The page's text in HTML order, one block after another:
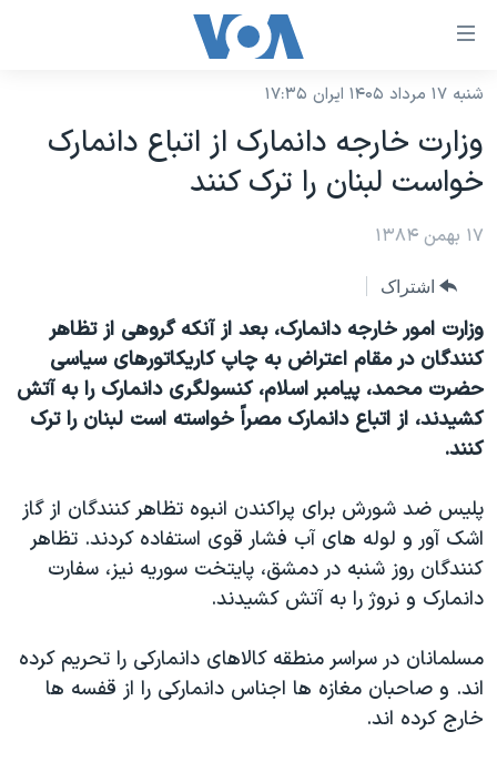
لینکهای
دسترسی
جهش
محتوای
اصلی
جهش
صفحه
اصلی
جهش
به
جستجو
نسخه سبک وب‌سایت
موضوع ها
ایران
آمریکا
جهان
ورزشی
گزیده‌ها
فرهنگ و زندگی
حقوق شهروندی
اقتصادی
اسرائیل در جنگ
گالری عکس
برنامه های تلویزیونی
جدول برنامه ها
صفحه‌های ویژه
جام جهانی ۲۰۲۶
عملیات خشم حماسی
مستندها
انتخابات ریاست جمهوری آمریکا ۲۰۲۴
حمله جمهوری اسلامی به اسرائیل
ورزش زنان در ایران
اعتراضات زن، زندگی، آزادی
فرکانس‌های صدای آمریکا
پخش رادیویی
یادگیری زبان انگلیسی
دنبال کنید
زبانهای مختلف
شنبه ۱۷ مرداد ۱۴۰۵ ایران ۱۷:۳۵
وزارت خارجه دانمارک از اتباع دانمارک
خواست لبنان را ترک کنند
۱۷ بهمن ۱۳۸۴
اشتراک
وزارت امور خارجه دانمارک، بعد از آنکه گروهی از تظاهر
کنندگان در مقام اعتراض به چاپ کاريکاتورهای سياسی
حضرت محمد، پيامبر اسلام، کنسولگری دانمارک را به آتش
کشيدند، از اتباع دانمارک مصراً خواسته است لبنان را ترک
کنند.
پليس ضد شورش برای پراکندن انبوه تظاهر کنندگان از گاز
اشک آور و لوله های آب فشار قوی استفاده کردند. تظاهر
کنندگان روز شنبه در دمشق، پايتخت سوريه نيز، سفارت
دانمارک و نروژ را به آتش کشيدند.
مسلمانان در سراسر منطقه کالاهای دانمارکی را تحريم کرده
اند. و صاحبان مغازه ها اجناس دانمارکی را از قفسه ها
خارج کرده اند.